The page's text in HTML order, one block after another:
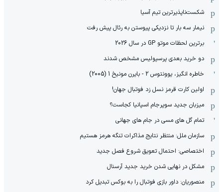
شکست‌ناپذیرترین تیم آسیا
نیمار سه بار تا نزدیکی پیوستن به رئال پیش رفت
برترین لحظات موتو GP در سال 2026
دو خرید بعدی پرسپولیس مشخص شدند
خاطره انگیز، یوونتوس 2 - بایرن مونیخ 1 (2005)
اولین کارت قرمز نسل زد فوتبال جهان!
میزبان جدید سوپرجام اسپانیا کجاست؟
تمام گل های مسی در جام های جهانی
سازمان ملل: منتظر نتایج مذاکرات تنگه هرمز هستیم
اختصاصی: احتمال تعویق شروع فصل جدید
مشکل در نهایی شدن خرید جدید آرسنال
منصوریان: داور بازی فوتبال را به بوکس تبدیل کرد